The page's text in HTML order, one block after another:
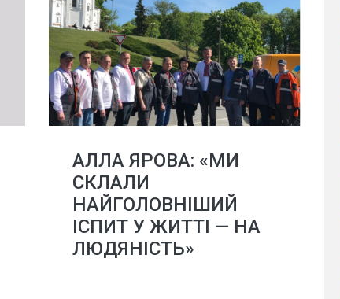
АЛЛА ЯРОВА: «МИ
СКЛАЛИ
НАЙГОЛОВНІШИЙ
ІСПИТ У ЖИТТІ — НА
ЛЮДЯНІСТЬ»